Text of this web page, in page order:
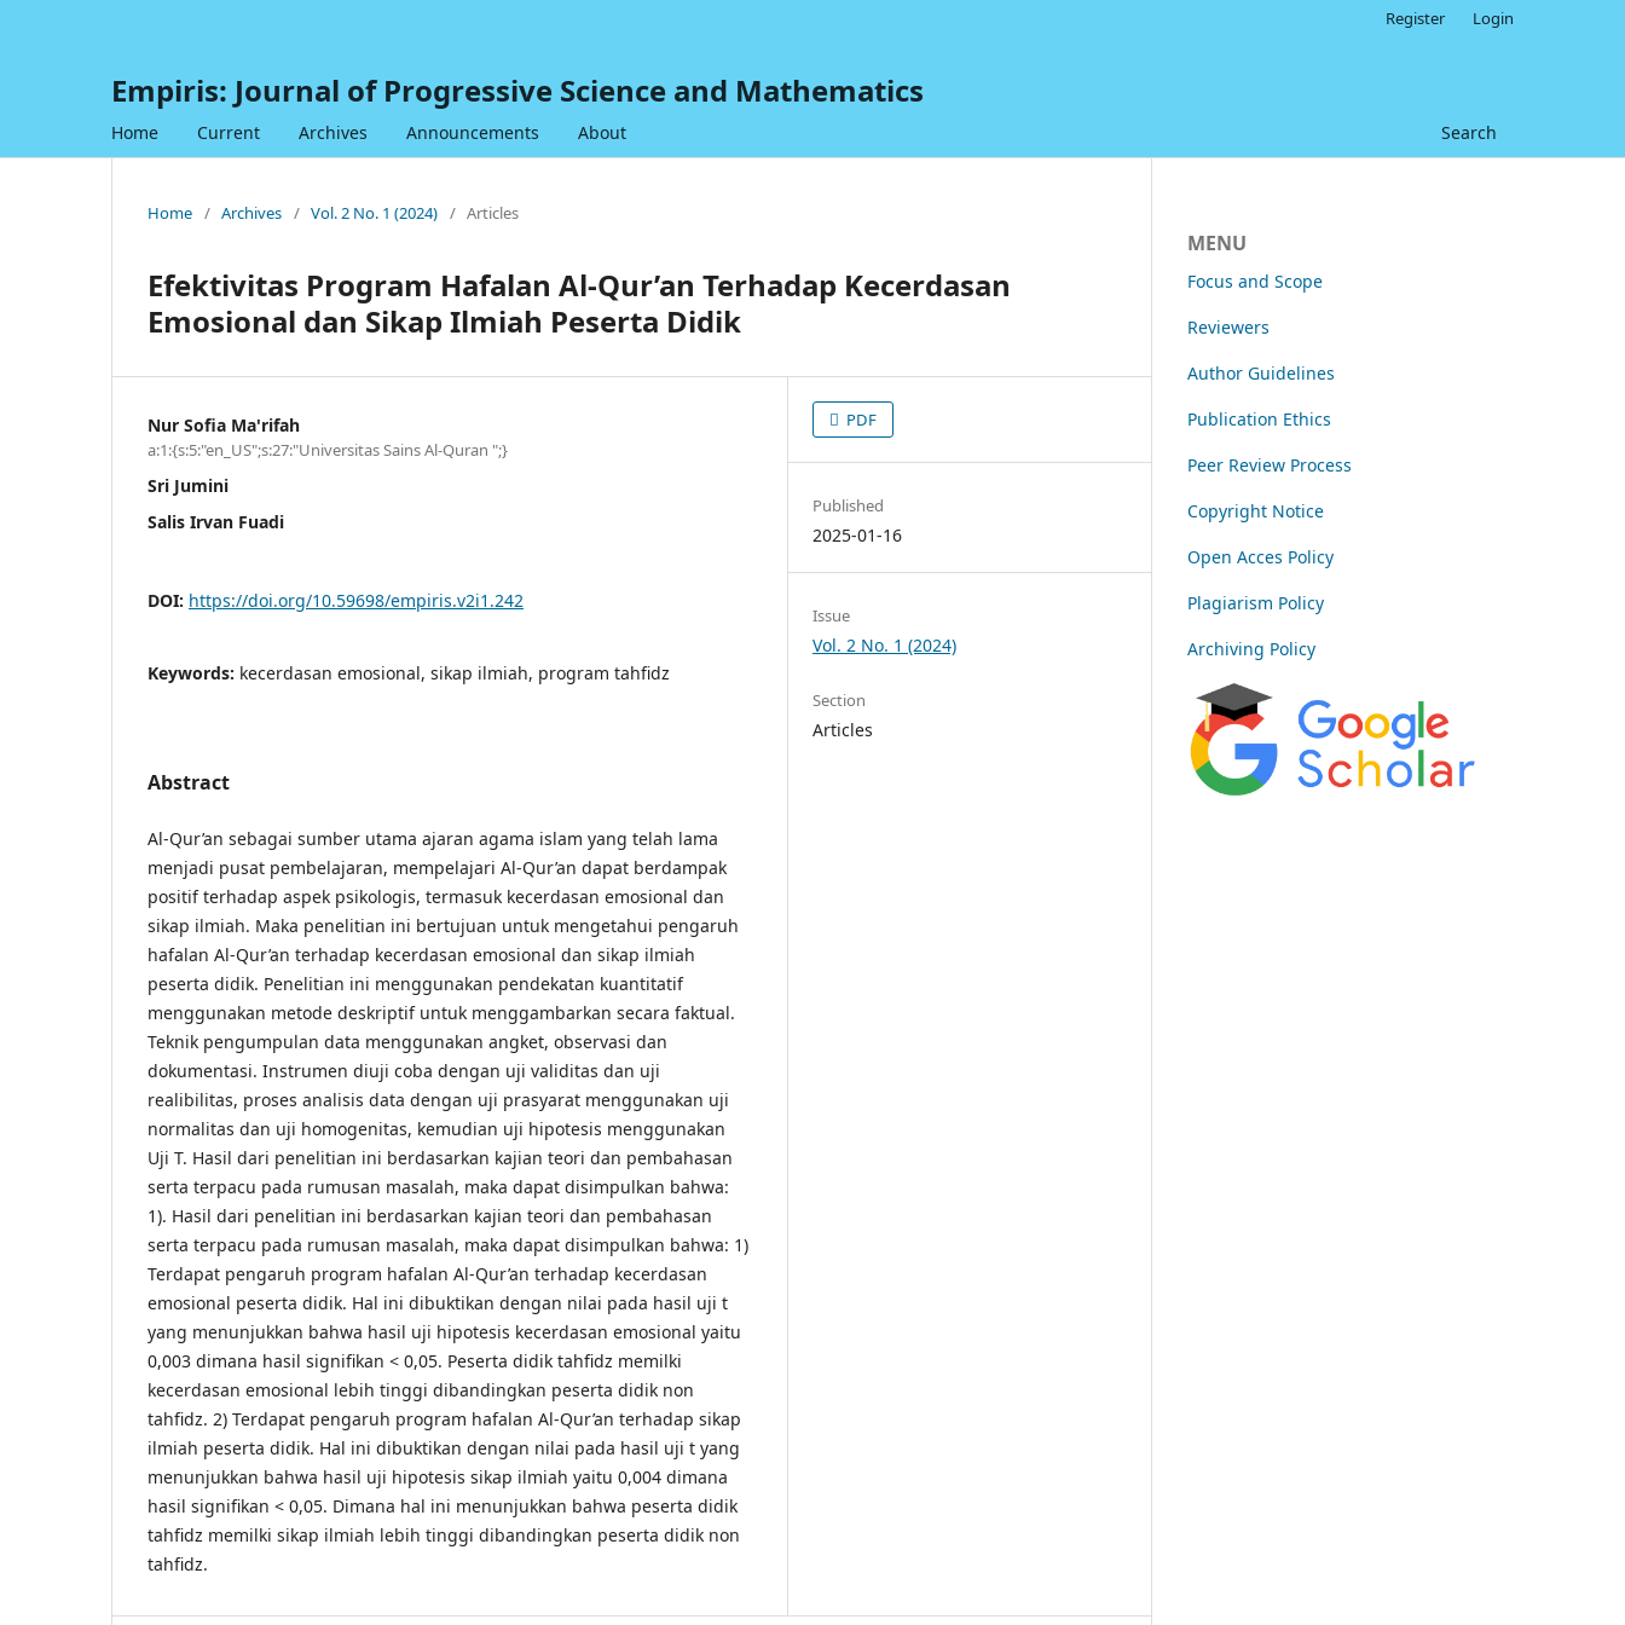
Empiris: Journal of Progressive Science and Mathematics
Home Current Archives Announcements About Search
Register Login
Home / Archives / Vol. 2 No. 1 (2024) / Articles
Efektivitas Program Hafalan Al-Qur’an Terhadap Kecerdasan
Emosional dan Sikap Ilmiah Peserta Didik
Nur Sofia Ma'rifah
a:1:{s:5:"en_US";s:27:"Universitas Sains Al-Quran ";}
Sri Jumini
Salis Irvan Fuadi
DOI: https://doi.org/10.59698/empiris.v2i1.242
Keywords: kecerdasan emosional, sikap ilmiah, program tahfidz
Abstract
Al-Qur’an sebagai sumber utama ajaran agama islam yang telah lama
menjadi pusat pembelajaran, mempelajari Al-Qur’an dapat berdampak
positif terhadap aspek psikologis, termasuk kecerdasan emosional dan
sikap ilmiah. Maka penelitian ini bertujuan untuk mengetahui pengaruh
hafalan Al-Qur’an terhadap kecerdasan emosional dan sikap ilmiah
peserta didik. Penelitian ini menggunakan pendekatan kuantitatif
menggunakan metode deskriptif untuk menggambarkan secara faktual.
Teknik pengumpulan data menggunakan angket, observasi dan
dokumentasi. Instrumen diuji coba dengan uji validitas dan uji
realibilitas, proses analisis data dengan uji prasyarat menggunakan uji
normalitas dan uji homogenitas, kemudian uji hipotesis menggunakan
Uji T. Hasil dari penelitian ini berdasarkan kajian teori dan pembahasan
serta terpacu pada rumusan masalah, maka dapat disimpulkan bahwa:
1). Hasil dari penelitian ini berdasarkan kajian teori dan pembahasan
serta terpacu pada rumusan masalah, maka dapat disimpulkan bahwa: 1)
Terdapat pengaruh program hafalan Al-Qur’an terhadap kecerdasan
emosional peserta didik. Hal ini dibuktikan dengan nilai pada hasil uji t
yang menunjukkan bahwa hasil uji hipotesis kecerdasan emosional yaitu
0,003 dimana hasil signifikan < 0,05. Peserta didik tahfidz memilki
kecerdasan emosional lebih tinggi dibandingkan peserta didik non
tahfidz. 2) Terdapat pengaruh program hafalan Al-Qur’an terhadap sikap
ilmiah peserta didik. Hal ini dibuktikan dengan nilai pada hasil uji t yang
menunjukkan bahwa hasil uji hipotesis sikap ilmiah yaitu 0,004 dimana
hasil signifikan < 0,05. Dimana hal ini menunjukkan bahwa peserta didik
tahfidz memilki sikap ilmiah lebih tinggi dibandingkan peserta didik non
tahfidz.
PDF
Published
2025-01-16
Issue
Vol. 2 No. 1 (2024)
Section
Articles
MENU
Focus and Scope
Reviewers
Author Guidelines
Publication Ethics
Peer Review Process
Copyright Notice
Open Acces Policy
Plagiarism Policy
Archiving Policy